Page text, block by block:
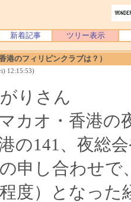
新着記事 ツリー表示
港のフィリピンクラブは？）
12:15:53)
りさん
カオ・香港の
の141、夜総
申し合わせで
度）となった